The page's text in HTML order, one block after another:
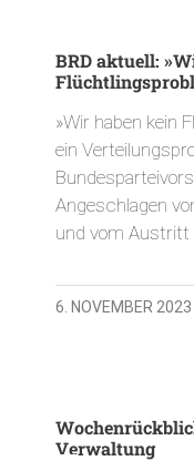
BRD aktuell:
»Wir haben kein
ein
Angeschlagen
und vom Austritt
6. NOVEMBER 2023
Verwaltung